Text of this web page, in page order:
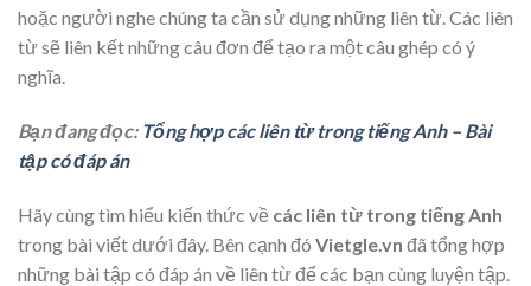
hoặc người nghe chúng ta cần sử dụng những liên từ. Các liên
từ sẽ liên kết những câu đơn để tạo ra một câu ghép có ý
nghĩa.
Bạn đang đọc: Tổng hợp các liên từ trong tiếng Anh – Bài
tập có đáp án
Hãy cùng tìm hiểu kiến thức về các liên từ trong tiếng Anh
trong bài viết dưới đây. Bên cạnh đó Vietgle.vn đã tổng hợp
những bài tập có đáp án về liên từ để các bạn cùng luyện tập.